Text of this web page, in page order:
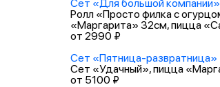
Сет «Для большой компании»
Ролл «Просто филка с
«Маргарита» 32см, пицца
от 2990 ₽
Сет «Пятница-развратница»
Сет «Удачный», пицца
от 5100 ₽